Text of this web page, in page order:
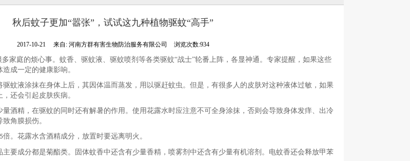
秋后蚊子更加“嚣张”，试试这九种植物驱蚊“高手”
2017-10-21 来自: 河南方群有害生物防治服务有限公司 浏览次数:934
多家庭的烦心事。蚊香、驱蚊液、驱蚊喷剂等各类驱蚊“战士”轮番上阵，各显神通。专家提醒，如果这些
成一定的健康影响。
液涂抹在身体上后，其因体温而蒸发，用以驱赶蚊虫。但是，有很多人的皮肤对这种液体过敏，如果
还会引起皮肤疾病。
精，在驱蚊的同时还有解暑的作用。使用花露水时应注意不可全身涂抹，否则会导致身体发痒、出冷
角膜损伤。
5倍。花露水含酒精成分，放置时要远离明火。
成分都是菊酯类。固体蚊香中还含有少量香精，喷雾剂中还含有少量有机溶剂。电蚊香还会释放甲苯